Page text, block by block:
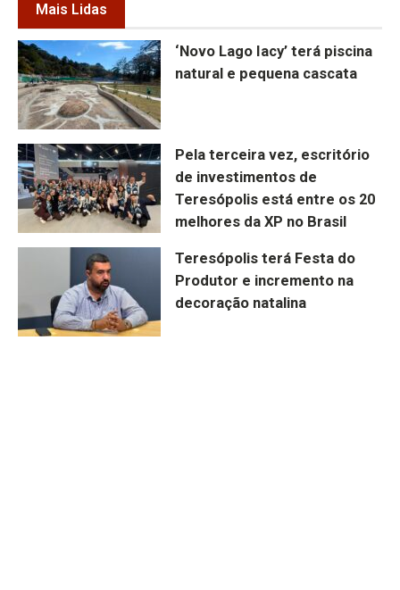
Mais Lidas
‘Novo Lago Iacy’ terá piscina
natural e pequena cascata
Pela terceira vez, escritório
de investimentos de
Teresópolis está entre os 20
melhores da XP no Brasil
Teresópolis terá Festa do
Produtor e incremento na
decoração natalina